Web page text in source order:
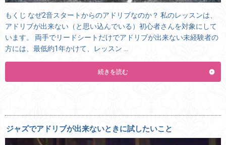
もくじ なぜ2音スタートからのアドリブなのか？ 私のレッスンは、
アドリブが出来ない（と思い込んでいる）初心者さんを対象にして
います。 両手でリードシートだけでアドリブが出来ない未経験者の
方には、最低約1年かけて、レッスン …
続きを読む
ジャズでアドリブが出来ないときに試したいこと